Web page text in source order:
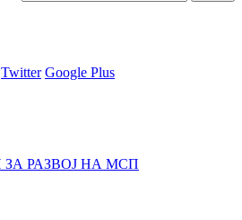
Twitter Google Plus
ЗА РАЗВОЈ НА МСП